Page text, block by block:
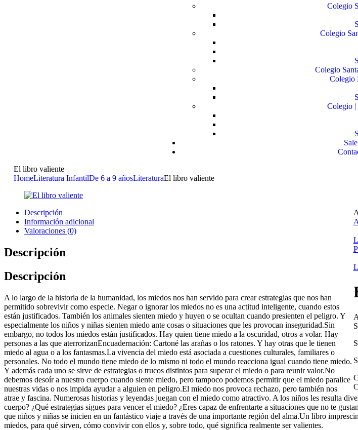
Colegio
Colegio
Colegio
Colegio
Colegio |
El libro valiente
HomeLiteratura InfantilDe 6 a 9 añosLiteraturaEl libro valiente
Descripción
Información adicional
Valoraciones (0)
Descripción
Descripción
A lo largo de la historia de la humanidad, los miedos nos han servido para crear estrategias que nos han
permitido sobrevivir como especie. Negar o ignorar los miedos no es una actitud inteligente, cuando estos
están justificados. También los animales sienten miedo y huyen o se ocultan cuando presienten el peligro. Y
especialmente los niños y niñas sienten miedo ante cosas o situaciones que les provocan inseguridad.Sin
embargo, no todos los miedos están justificados. Hay quien tiene miedo a la oscuridad, otros a volar. Hay
personas a las que aterrorizanEncuadernación: Cartoné las arañas o los ratones. Y hay otras que le tienen
miedo al agua o a los fantasmas.La vivencia del miedo está asociada a cuestiones culturales, familiares o
personales. No todo el mundo tiene miedo de lo mismo ni todo el mundo reacciona igual cuando tiene miedo.
Y además cada uno se sirve de estrategias o trucos distintos para superar el miedo o para reunir valor.No
debemos desoír a nuestro cuerpo cuando siente miedo, pero tampoco podemos permitir que el miedo paralice
nuestras vidas o nos impida ayudar a alguien en peligro.El miedo nos provoca rechazo, pero también nos
atrae y fascina. Numerosas historias y leyendas juegan con el miedo como atractivo. A los niños les resulta
cuerpo? ¿Qué estrategias sigues para vencer el miedo? ¿Eres capaz de enfrentarte a situaciones que no te
que niños y niñas se inicien en un fantástico viaje a través de una importante región del alma.Un libro
miedos, para qué sirven, cómo convivir con ellos y, sobre todo, qué significa realmente ser valientes.